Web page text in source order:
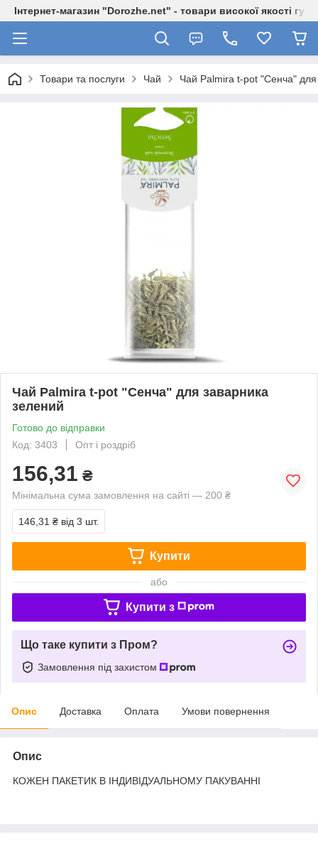
Інтернет-магазин "Dorozhe.net" - товари високої якості
Товари та послуги Чай Чай Palmira t-pot "Сенча" для
Чай Palmira t-pot "Сенча" для заварника
зелений
Готово до відправки
Код: 3403
Опт і роздріб
156,31 ₴
Мінімальна сума замовлення на сайті — 200 ₴
146,31 ₴ від 3 шт.
Купити
або
Купити з
Що таке купити з Пром?
Замовлення під захистом
Опис Доставка Оплата Умови повернення
Опис
КОЖЕН ПАКЕТИК В ІНДИВІДУАЛЬНОМУ ПАКУВАННІ